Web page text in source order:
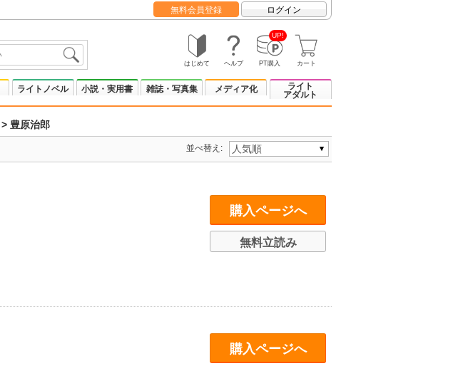
無料会員登録 ログイン
はじめて ヘルプ
UP!
PT購入 カート
ライトノベル 小説・実用書 雑誌・写真集 メディア化
ライト
アダルト
> 豊原治郎
並べ替え:
購入ページへ
無料立読み
購入ページへ